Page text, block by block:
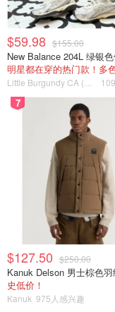
这成就感~~~ 啧啧啧啧
打算明天用这些鱼
菜谱。最近大家都不
发胖哦！
$59.98 $155.00
New Balance 204L 绿银
7
$127.50 $250.00
Kanuk Delson 男士棕色羽
史低价！
Kanuk 975人感兴趣